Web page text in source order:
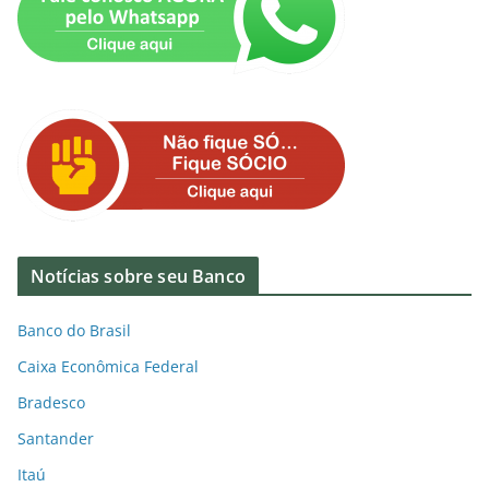
Notícias sobre seu Banco
Banco do Brasil
Caixa Econômica Federal
Bradesco
Santander
Itaú